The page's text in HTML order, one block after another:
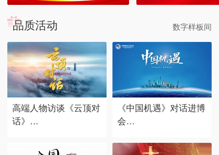
品质活动 数字样板间
高端人物访谈《云顶对
话》
《中国机遇》对话进博
会
遇。